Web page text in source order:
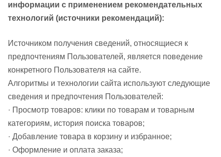
информации с применением рекомендательных
технологий (источники рекомендаций):
Источником получения сведений, относящиеся к
предпочтениям Пользователей, является поведение
конкретного Пользователя на сайте.
Алгоритмы и технологии сайта используют следующие
сведения и предпочтения Пользователей:
· Просмотр товаров: клики по товарам и товарным
категориям, история поиска товаров;
· Добавление товара в корзину и избранное;
· Оформление и оплата заказа;